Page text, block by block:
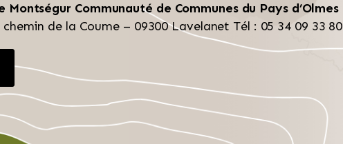
Montségur Communauté de Communes du Pays d’Olmes
chemin de la Coume – 09300 Lavelanet Tél : 05 34 09 33 80